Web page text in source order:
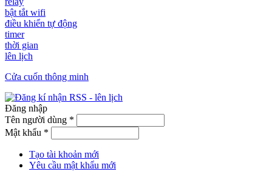
bật tắt wifi
điều khiển tự động
timer
thời gian
lên lịch
Cửa cuốn thông minh
Đăng nhập
Tên người dùng *
Mật khẩu *
Tạo tài khoản mới
Yêu cầu mật khẩu mới